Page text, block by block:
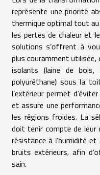
représente une priorité
thermique optimal tout au
les pertes de chaleur et
solutions s’offrent à
plus couramment
isolants (laine de bois,
polyuréthane) sous la
l’extérieur permet
et assure une
les régions froides. La
doit tenir compte de leur
résistance à l’humidité
bruits extérieurs, afin
sain.